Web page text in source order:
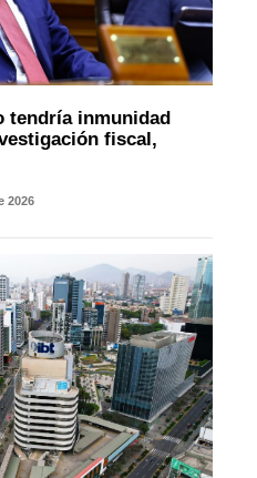
tendría inmunidad
fiscal,
2026